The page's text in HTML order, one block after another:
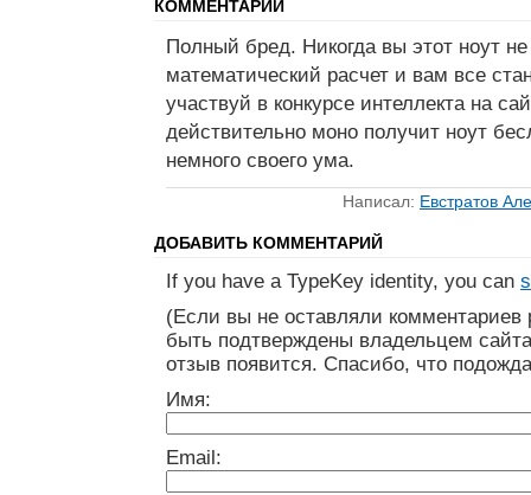
КОММЕНТАРИИ
Полный бред. Никогда вы этот ноут
математический расчет и вам все
участвуй в конкурсе интеллекта на
действительно моно получит ноут
немного своего ума.
Написал: Евстратов
ДОБАВИТЬ КОММЕНТАРИЙ
If you have a TypeKey identity, you can
(Если вы не оставляли
быть подтверждены владельцем
отзыв появится. Спасибо, что
Имя:
Email: